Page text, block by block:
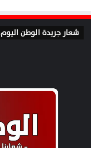
شعار جريدة الوطن اليوم